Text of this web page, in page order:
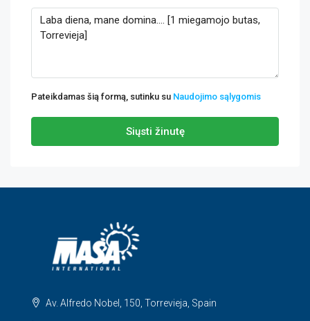
Pateikdamas šią formą, sutinku su Naudojimo sąlygomis
Siųsti žinutę
Av. Alfredo Nobel, 150, Torrevieja, Spain